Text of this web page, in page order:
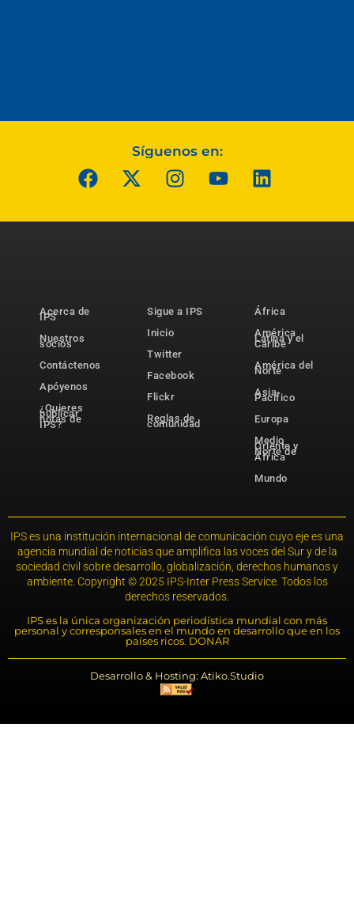
Síguenos en:
Acerca de
IPS
Nuestros
socios
Contáctenos
Apóyenos
¿Quieres
publicar
notas de
IPS?
Sigue a IPS
Inicio
Twitter
Facebook
Flickr
Reglas de
comunidad
África
América
Latina y el
Caribe
América del
Norte
Asia-
Pacífico
Europa
Medio
Oriente y
Norte de
África
Mundo
IPS es una institución internacional de comunicación cuyo eje es una
agencia mundial de noticias que amplifica las voces del Sur y de la
sociedad civil sobre desarrollo, globalización, derechos humanos y
ambiente. Copyright © 2025 IPS-Inter Press Service. Todos los
derechos reservados.
IPS es la única organización periodística mundial con más
personal y corresponsales en el mundo en desarrollo que en los
países ricos. DONAR
Desarrollo & Hosting: Atiko.Studio